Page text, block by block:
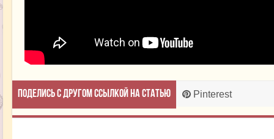
Поделись с другом ссылкой на статью Pinterest